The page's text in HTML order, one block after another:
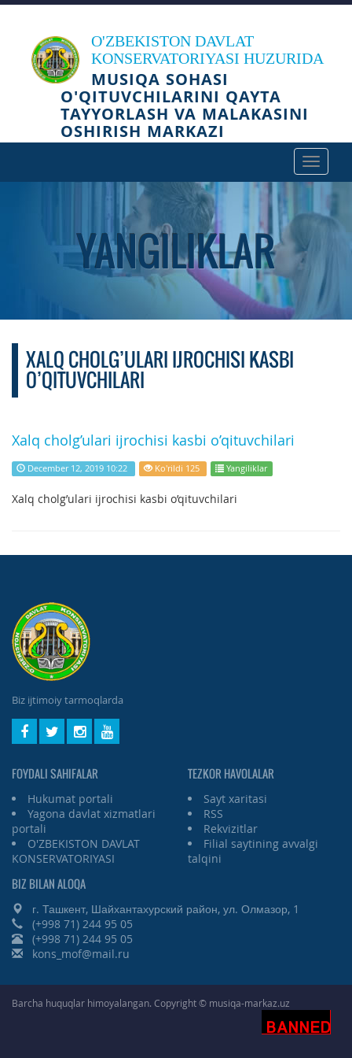
O'ZBEKISTON DAVLAT
KONSERVATORIYASI HUZURIDA
MUSIQA SOHASI
O'QITUVCHILARINI QAYTA
TAYYORLASH VA MALAKASINI
OSHIRISH MARKAZI
Toggle
YANGILIKLAR
XALQ CHOLG’ULARI IJROCHISI KASBI
O’QITUVCHILARI
Xalq cholg’ulari ijrochisi kasbi o’qituvchilari
December 12, 2019 10:22 Ko'rildi 125 Yangiliklar
Xalq cholg’ulari ijrochisi kasbi o’qituvchilari
Biz ijtimoiy tarmoqlarda
FOYDALI SAHIFALAR
Hukumat portali
Yagona davlat xizmatlari
portali
O'ZBEKISTON DAVLAT
KONSERVATORIYASI
TEZKOR HAVOLALAR
Sayt xaritasi
RSS
Rekvizitlar
Filial saytining avvalgi
talqini
BIZ BILAN ALOQA
г. Ташкент, Шайхантахурский район, ул. Олмазор, 1
(+998 71) 244 95 05
(+998 71) 244 95 05
kons_mof@mail.ru
Barcha huquqlar himoyalangan. Copyright © musiqa-markaz.uz